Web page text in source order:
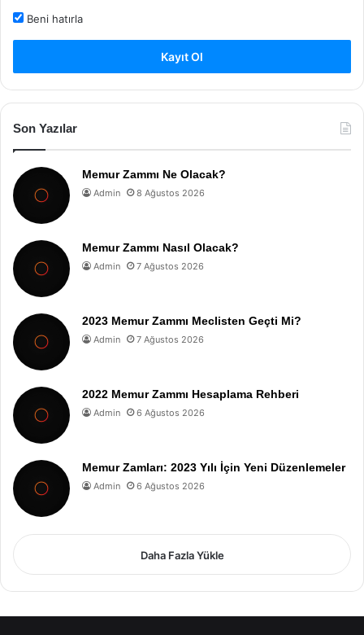
Beni hatırla
Kayıt Ol
Son Yazılar
Memur Zammı Ne Olacak?
Admin 8 Ağustos 2026
Memur Zammı Nasıl Olacak?
Admin 7 Ağustos 2026
2023 Memur Zammı Meclisten Geçti Mi?
Admin 7 Ağustos 2026
2022 Memur Zammı Hesaplama Rehberi
Admin 6 Ağustos 2026
Memur Zamları: 2023 Yılı İçin Yeni Düzenlemeler
Admin 6 Ağustos 2026
Daha Fazla Yükle